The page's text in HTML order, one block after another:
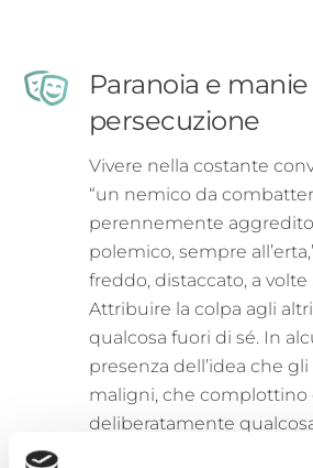
Paranoia e
persecuzione
Vivere nella costante
“un nemico da
perennemente
polemico, sempre
freddo, distaccato, a volte
Attribuire la colpa agli
qualcosa fuori di sé. In
presenza dell’idea che
maligni, che complottino
deliberatamente
persona. La paura